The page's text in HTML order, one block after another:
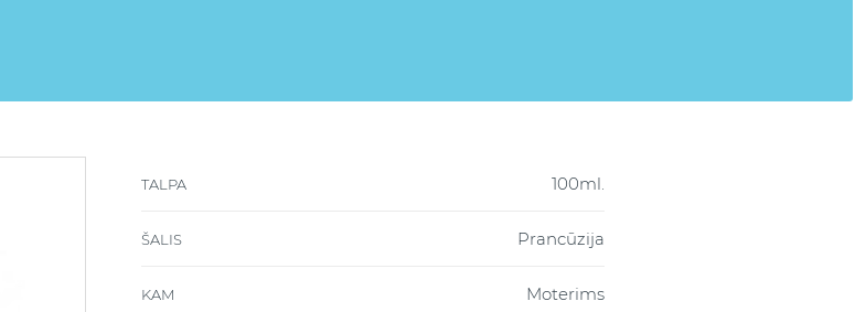
TALPA 100ml.
ŠALIS Prancūzija
KAM Moterims